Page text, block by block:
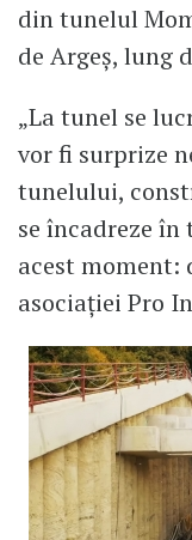
din tunelul
de Argeș, lung
„La tunel se
vor fi surprize
tunelului,
se încadreze
acest moment:
asociației Pro